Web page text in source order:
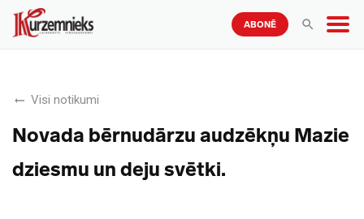
ABONĒ
Visi notikumi
Novada bērnudārzu audzēkņu Mazie
dziesmu un deju svētki.